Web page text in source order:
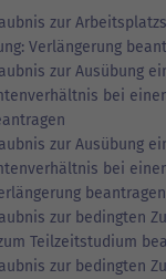
zur
Verlängerung
zur Ausübung
bei
zur Ausübung
bei
beantragen
zur bedingten
Teilzeitstudium
zur bedingten